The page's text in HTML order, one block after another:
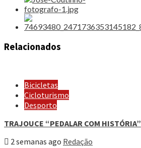
Relacionados
Bicicletas
Cicloturismo
Desporto
TRAJOUCE “PEDALAR COM HISTÓRIA”
2 semanas ago Redação